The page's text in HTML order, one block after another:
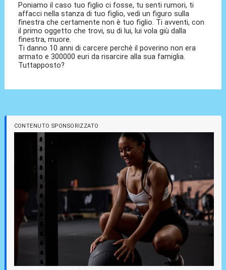
Poniamo il caso tuo figlio ci fosse, tu senti rumori, ti
affacci nella stanza di tuo figlio, vedi un figuro sulla
finestra che certamente non è tuo figlio. Ti avventi, con
il primo oggetto che trovi, su di lui, lui vola giù dalla
finestra, muore.
Ti danno 10 anni di carcere perchè il poverino non era
armato e 300000 euri da risarcire alla sua famiglia.
Tuttapposto?
CONTENUTO SPONSORIZZATO